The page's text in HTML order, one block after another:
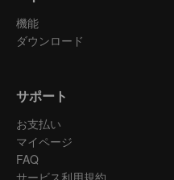
機能
ダウンロード
サポート
お支払い
マイページ
FAQ
サービス利用規約